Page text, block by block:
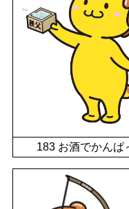
183 お酒でかんぱ